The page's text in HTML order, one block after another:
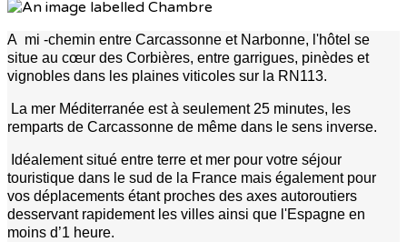
A mi -chemin entre Carcassonne et Narbonne, l'hôtel se
situe au cœur des Corbières, entre garrigues, pinèdes et
vignobles dans les plaines viticoles sur la RN113.
La mer Méditerranée est à seulement 25 minutes, les
remparts de Carcassonne de même dans le sens inverse.
Idéalement situé entre terre et mer pour votre séjour
touristique dans le sud de la France mais également pour
vos déplacements étant proches des axes autoroutiers
desservant rapidement les villes ainsi que l'Espagne en
moins d’1 heure.